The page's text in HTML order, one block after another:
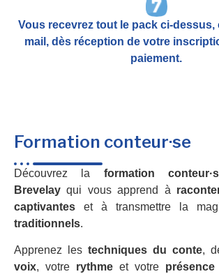
Vous recevrez tout le pack ci-dessus,
mail, dès réception de votre
paiement.
Formation conteur·se
Découvrez la formation
Brevelay qui vous apprend à
captivantes et à transmettre la
traditionnels.
Apprenez les techniques du conte,
voix, votre rythme et votre